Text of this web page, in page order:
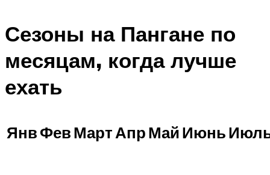
Сезоны на Пангане по
месяцам, когда лучше
ехать
ЯнвФевМартАпрМайИюнь